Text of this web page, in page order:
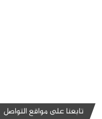
تابعنا على مواقع التواصل